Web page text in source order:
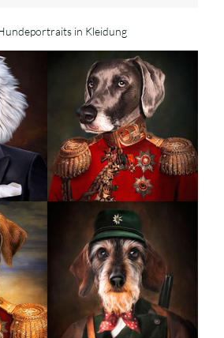
in Kleidung